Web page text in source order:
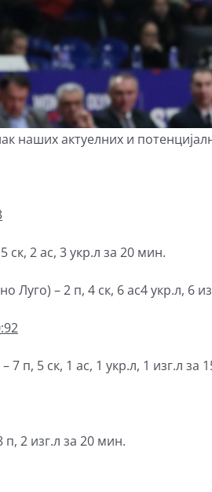
наших актуелних и
2 ас, 3 укр.л за 20 мин.
Луго) – 2 п, 4 ск, 6 ас4 укр.л, 6
п, 5 ск, 1 ас, 1 укр.л, 1 изг.л за
2 изг.л за 20 мин.